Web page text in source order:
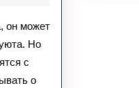
жизнь
ковру:
он может
Но
с
о